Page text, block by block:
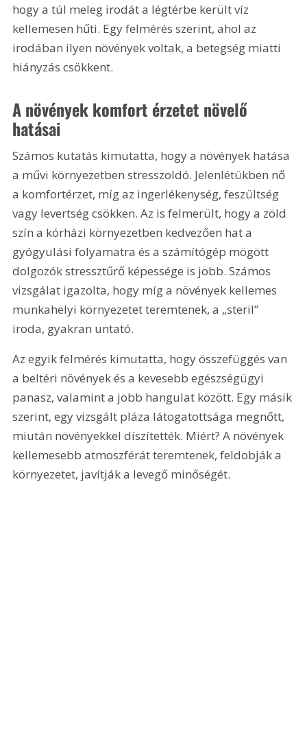
hogy a túl meleg irodát a légtérbe került víz
kellemesen hűti. Egy felmérés szerint, ahol az
irodában ilyen növények voltak, a betegség miatti
hiányzás csökkent.
A növények komfort érzetet növelő
hatásai
Számos kutatás kimutatta, hogy a növények hatása
a művi környezetben stresszoldó. Jelenlétükben nő
a komfortérzet, míg az ingerlékenység, feszültség
vagy levertség csökken. Az is felmerült, hogy a zöld
szín a kórházi környezetben kedvezően hat a
gyógyulási folyamatra és a számítógép mögött
dolgozók stressztűrő képessége is jobb. Számos
vizsgálat igazolta, hogy míg a növények kellemes
munkahelyi környezetet teremtenek, a „steril”
iroda, gyakran untató.
Az egyik felmérés kimutatta, hogy összefüggés van
a beltéri növények és a kevesebb egészségügyi
panasz, valamint a jobb hangulat között. Egy másik
szerint, egy vizsgált pláza látogatottsága megnőtt,
miután növényekkel díszítették. Miért? A növények
kellemesebb atmoszférát teremtenek, feldobják a
környezetet, javítják a levegő minőségét.